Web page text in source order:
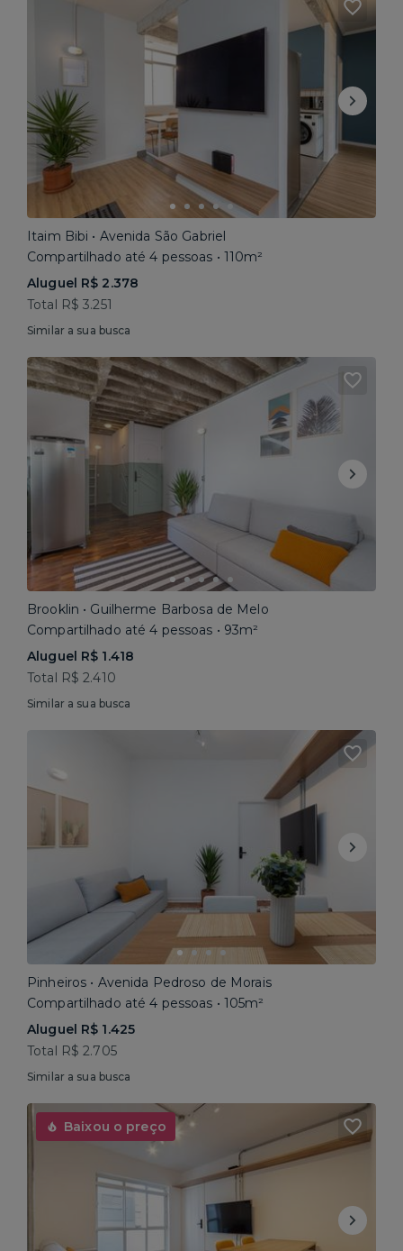
Itaim Bibi • Avenida São Gabriel
Compartilhado até 4 pessoas • 110m²
Aluguel R$ 2.378
Total R$ 3.251
Similar a sua busca
Brooklin • Guilherme Barbosa de Melo
Compartilhado até 4 pessoas • 93m²
Aluguel R$ 1.418
Total R$ 2.410
Similar a sua busca
Pinheiros • Avenida Pedroso de Morais
Compartilhado até 4 pessoas • 105m²
Aluguel R$ 1.425
Total R$ 2.705
Similar a sua busca
Baixou o preço